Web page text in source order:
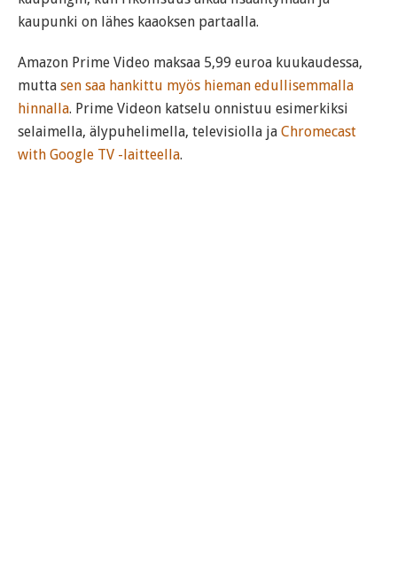
kaupunki on lähes kaaoksen partaalla.
Amazon Prime Video maksaa 5,99 euroa kuukaudessa,
mutta sen saa hankittu myös hieman edullisemmalla
hinnalla. Prime Videon katselu onnistuu esimerkiksi
selaimella, älypuhelimella, televisiolla ja Chromecast
with Google TV -laitteella.